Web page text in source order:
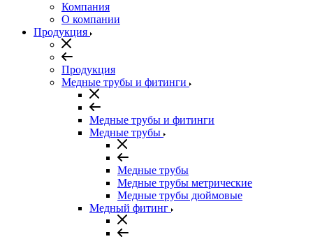
Компания
О компании
Продукция
Продукция
Медные трубы и фитинги
Медные трубы и фитинги
Медные трубы
Медные трубы
Медные трубы метрические
Медные трубы дюймовые
Медный фитинг